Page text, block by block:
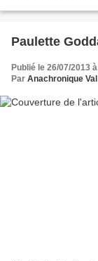
Paulette
Publié le 26/07/2013
Par Anachronique Val